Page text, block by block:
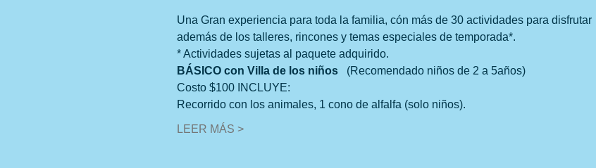
Una Gran experiencia para toda la familia, cón más de 30 actividades para disfrutar
además de los talleres, rincones y temas especiales de temporada*.
* Actividades sujetas al paquete adquirido.
BÁSICO con Villa de los niños (Recomendado niños de 2 a 5años)
Costo $100 INCLUYE:
Recorrido con los animales, 1 cono de alfalfa (solo niños).
LEER MÁS >